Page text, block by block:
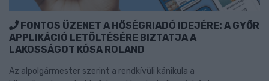
FONTOS ÜZENET A HŐSÉGRIADÓ IDEJÉRE: A GYŐR
APPLIKÁCIÓ LETÖLTÉSÉRE BIZTATJA A
LAKOSSÁGOT KÓSA ROLAND
Az alpolgármester szerint a rendkívüli kánikula a